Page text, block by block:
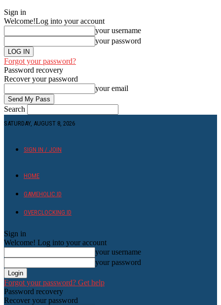
Sign in
Welcome!Log into your account
your username
your password
Forgot your password?
Password recovery
Recover your password
your email
Search
SATURDAY, AUGUST 8, 2026
SIGN IN / JOIN
HOME
GAMEHOLIC.ID
OVERCLOCKING ID
Sign in
Welcome! Log into your account
your username
your password
Forgot your password? Get help
Password recovery
Recover your password